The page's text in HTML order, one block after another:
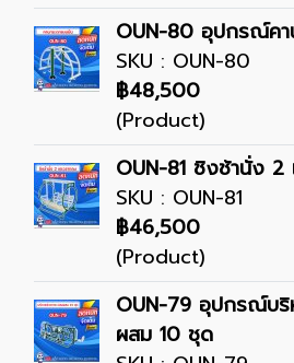
OUN-80 อุปกรณ์ค
SKU : OUN-80
฿48,500
(Product)
OUN-81 ชิงช้านั่ง 2
SKU : OUN-81
฿46,500
(Product)
OUN-79 อุปกรณ์บริ
ผสม 10 ชุด